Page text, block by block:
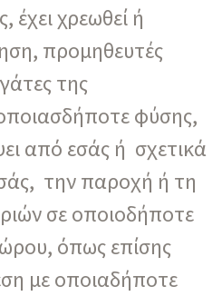
έχει χρεωθεί ή
προμηθευτές
της
φύσης,
από εσάς ή σχετικά
την παροχή ή τη
σε οποιοδήποτε
όπως επίσης
με οποιαδήποτε